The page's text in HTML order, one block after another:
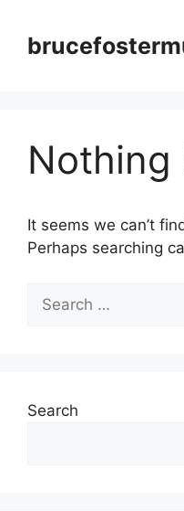
content
Nothing
It seems we can’t
Perhaps searching
for:
Search